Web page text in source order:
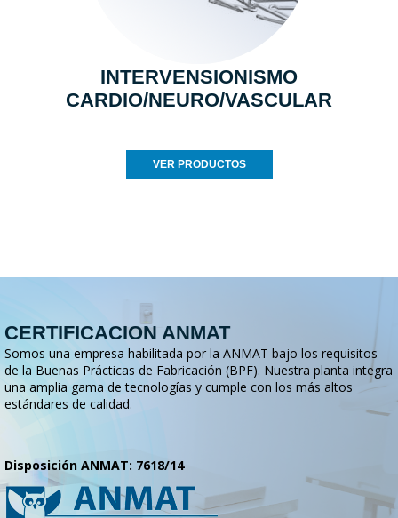
INTERVENSIONISMO
CARDIO/NEURO/VASCULAR
VER PRODUCTOS
CERTIFICACION ANMAT
Somos una empresa habilitada por la ANMAT bajo los requisitos
de la Buenas Prácticas de Fabricación (BPF). Nuestra planta integra
una amplia gama de tecnologías y cumple con los más altos
estándares de calidad.
Disposición ANMAT: 7618/14